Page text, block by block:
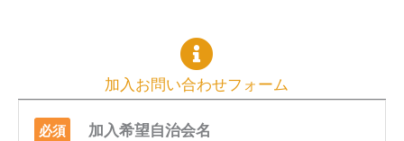
加入お問い合わせフォーム
必須 加入希望自治会名